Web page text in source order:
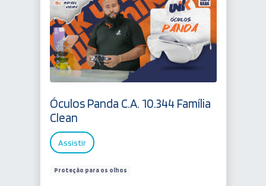
Óculos Panda C.A. 10.344 Família
Clean
Assistir
Proteção para os olhos